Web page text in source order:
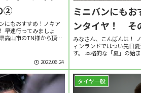
②
にもおすすめ！ノキア
早速行ってみましょ
高山市のTN様から頂い
2022.06.24
ミニバンにもお
ンタイヤ！
みなさん、こんばんは！
ィンランドではつい先日
す。 本格的な「夏」の始
現地では夏季休暇に入る
らやましいですね！ さて
タイヤ一般